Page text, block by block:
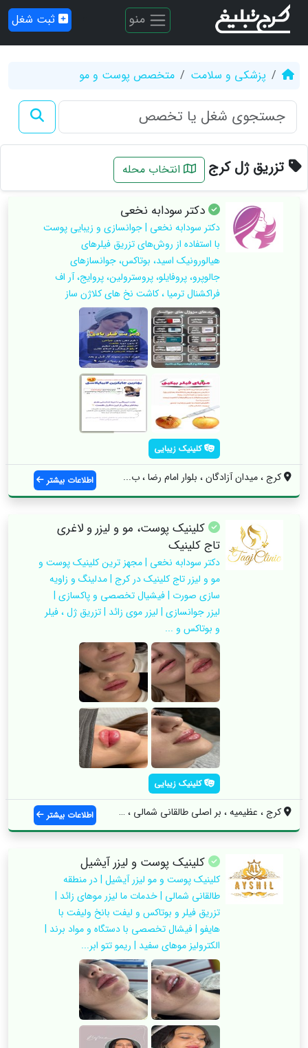
منو ثبت شغل
پزشکی و سلامت متخصص پوست و مو
تزریق ژل کرج انتخاب محله
دکتر سودابه نخعی
دکتر سودابه نخعی | جوانسازی و زیبایی پوست
با استفاده از روش‌های تزریق فیلرهای
هیالورونیک اسید، بوتاکس، جوانسازهای
جالوپرو، پروفایلو، پروسترولین، پروایج، آر اف
فراکشنال ترمیا ، کاشت نخ های کلاژن ساز
کلینیک زیبایی
کرج ، میدان آزادگان ، بلوار امام رضا ، ب... اطلاعات بیشتر
کلینیک پوست، مو و لیزر و لاغری
تاج کلینیک
دکتر سودابه نخعی | مجهز ترین کلینیک پوست و
مو و لیزر تاج کلینیک در کرج | مدلینگ و زاویه
سازی صورت | فیشیال تخصصی و پاکسازی |
لیزر جوانسازی | لیزر موی زائد | تزریق ژل ، فیلر
و بوتاکس و ...
کلینیک زیبایی
کرج ، عظیمیه ، بر اصلی طالقانی شمالی ، ب... اطلاعات بیشتر
کلینیک پوست و لیزر آیشیل
کلینیک پوست و مو لیزر آیشیل | در منطقه
طالقانی شمالی | خدمات ما لیزر موهای زائد |
تزریق فیلر و بوتاکس و لیفت بانخ ولیفت با
هایفو | فیشال تخصصی با دستگاه و مواد برند |
الکترولیز موهای سفید | ریمو تتو ابر...